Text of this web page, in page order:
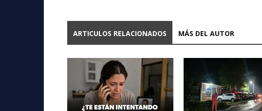
ARTICULOS RELACIONADOS MÁS DEL AUTOR